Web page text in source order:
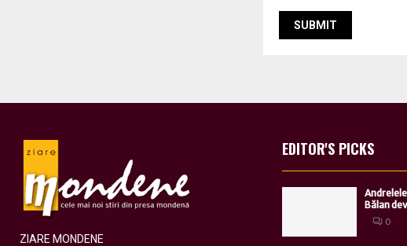
ZIARE MONDENE
EDITOR'S PICKS
Bălan
0